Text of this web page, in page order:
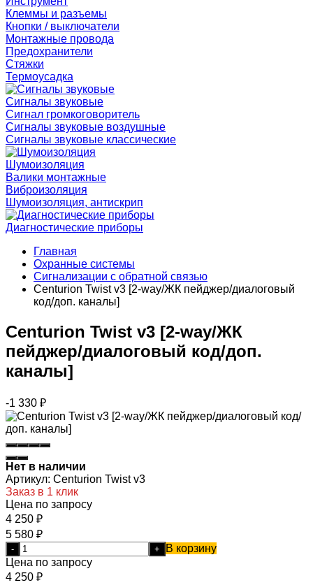
Клеммы и разъемы
Кнопки / выключатели
Монтажные провода
Предохранители
Стяжки
Термоусадка
Сигналы звуковые
Сигнал громкоговоритель
Сигналы звуковые воздушные
Сигналы звуковые классические
Шумоизоляция
Валики монтажные
Виброизоляция
Шумоизоляция, антискрип
Диагностические приборы
Главная
Охранные системы
Сигнализации с обратной связью
Centurion Twist v3 [2-way/ЖК пейджер/диалоговый
код/доп. каналы]
Centurion Twist v3 [2-way/ЖК
пейджер/диалоговый код/доп.
каналы]
-1 330 ₽
Нет в наличии
Артикул: Centurion Twist v3
Заказ в 1 клик
Цена по запросу
4 250 ₽
5 580 ₽
- +
В корзину
Цена по запросу
4 250 ₽